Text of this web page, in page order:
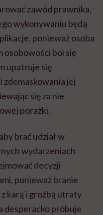
zawód prawnika,
wykonywaniu będą
ponieważ osoba
osobowości boi się
upatruje się
jej
się za nie
porażki.
brać udział w
wydarzeniach
decyzji
ponieważ branie
karą i groźbą utraty
desperacko próbuje